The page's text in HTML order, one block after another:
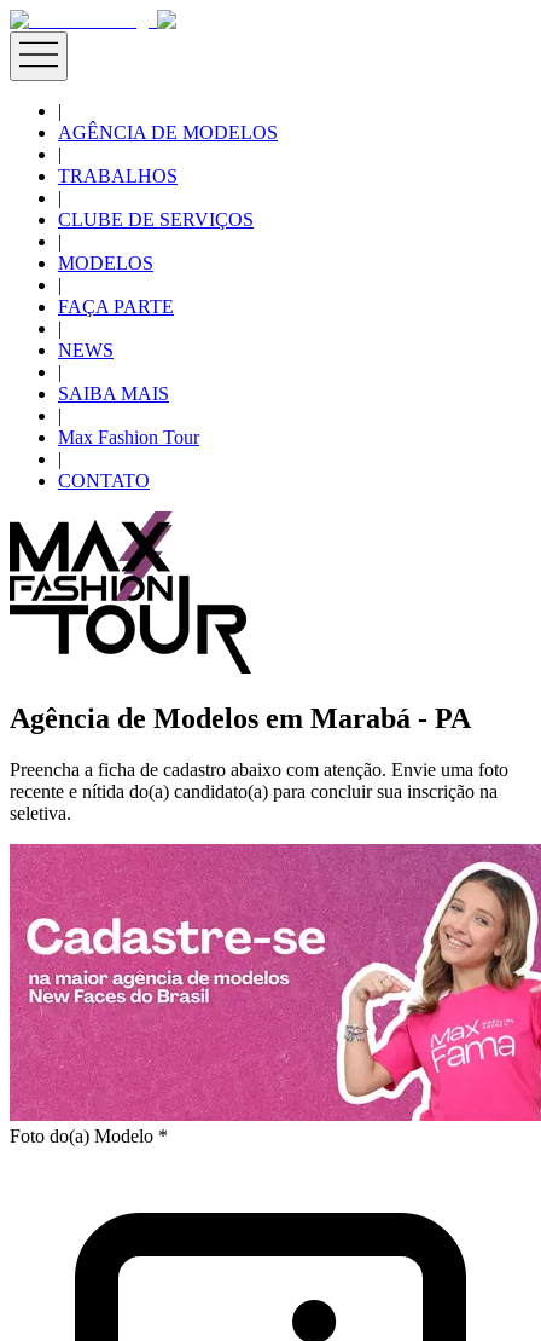
|
AGÊNCIA DE MODELOS
|
TRABALHOS
|
CLUBE DE SERVIÇOS
|
MODELOS
|
FAÇA PARTE
|
NEWS
|
SAIBA MAIS
|
Max Fashion Tour
|
CONTATO
Agência de Modelos em Marabá - PA
Preencha a ficha de cadastro abaixo com atenção. Envie uma foto
recente e nítida do(a) candidato(a) para concluir sua inscrição na
seletiva.
Foto do(a) Modelo *